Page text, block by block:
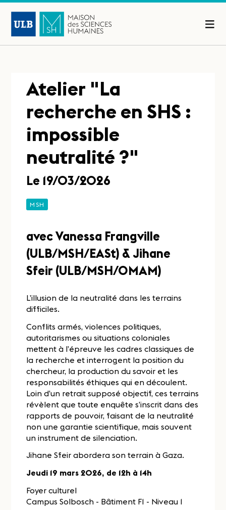
Atelier "La
recherche en SHS :
impossible
neutralité ?"
Le 19/03/2026
MSH
avec Vanessa Frangville
(ULB/MSH/EASt) & Jihane
Sfeir (ULB/MSH/OMAM)
L’illusion de la neutralité dans les terrains
difficiles.
Conflits armés, violences politiques,
autoritarismes ou situations coloniales
mettent à l’épreuve les cadres classiques de
la recherche et interrogent la position du
chercheur, la production du savoir et les
responsabilités éthiques qui en découlent.
Loin d’un retrait supposé objectif, ces terrains
révèlent que toute enquête s’inscrit dans des
rapports de pouvoir, faisant de la neutralité
non une garantie scientifique, mais souvent
un instrument de silenciation.
Jihane Sfeir abordera son terrain à Gaza.
Jeudi 19 mars 2026, de 12h à 14h
Foyer culturel
Campus Solbosch - Bâtiment F1 - Niveau 1